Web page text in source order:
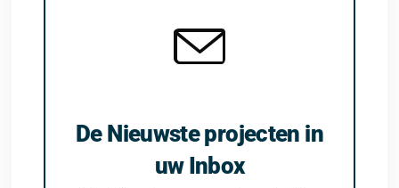
De Nieuwste projecten in
uw Inbox